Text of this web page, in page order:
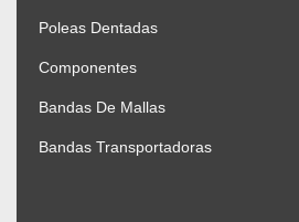
Poleas Dentadas
Componentes
Bandas De Mallas
Bandas Transportadoras